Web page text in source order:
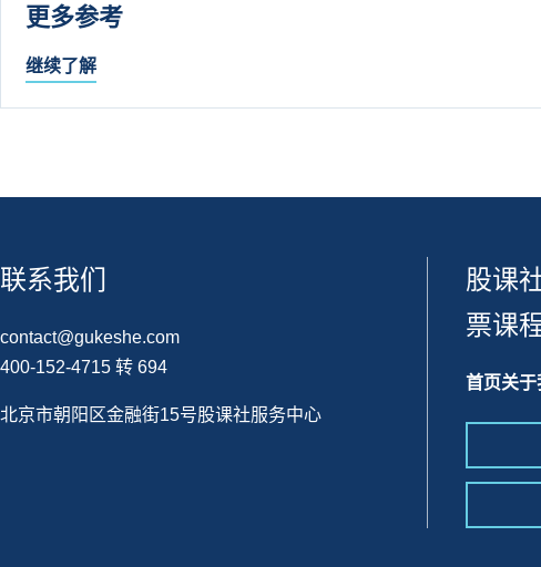
更多参考
继续了解
联系我们
contact@gukeshe.com
400-152-4715 转 694
北京市朝阳区金融街15号股课社服务中心
股课
票课
首页关于